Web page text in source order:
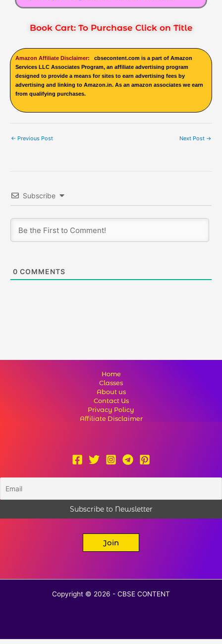
Book Cart: To Purchase Click on Title
Amazon Affiliate Disclaimer: cbsecontent.com is a part of Amazon
Services LLC Associates Program, an affiliate advertising program
designed to provide a means for sites to earn advertising fees by
advertising and linking to Amazon.in. As an amazon associates we earn
from qualifying purchases.
← Previous Post Next Post →
Subscribe
0 COMMENTS
Home
Classes
About us
Contact Us
Privacy Policy
Affiliate Disclaimer
Join
Copyright © 2026 - CBSE CONTENT